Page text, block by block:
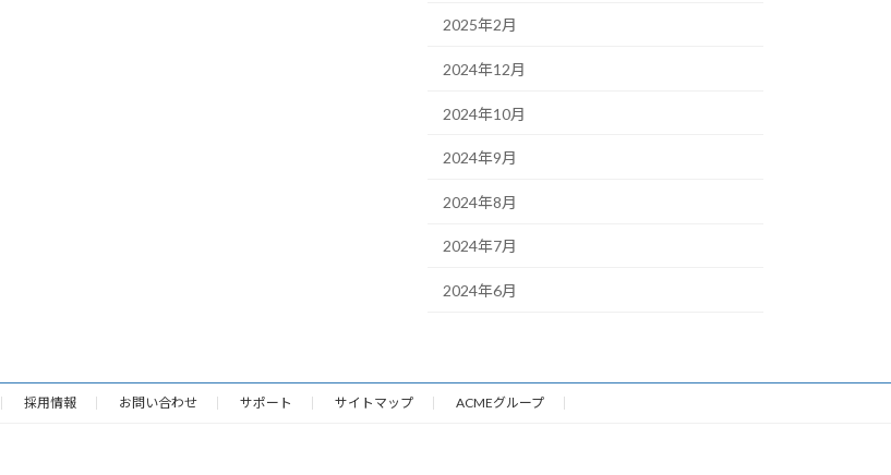
2025年2月
2024年12月
2024年10月
2024年9月
2024年8月
2024年7月
2024年6月
採用情報 お問い合わせ サポート サイトマップ ACMEグループ